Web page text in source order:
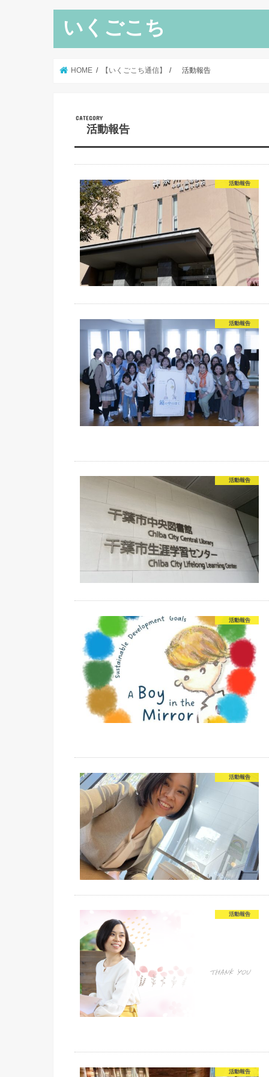
いくごこち
HOME 【いくごこち通信】 活動報告
活動報告
活動報告
活動報告
活動報告
活動報告
活動報告
活動報告
活動報告